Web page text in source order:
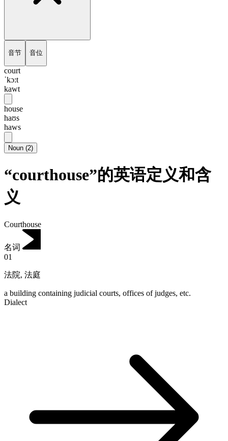
音节 音位
court
ˈkɔ:t
kawt
house
haʊs
haws
Noun (2)
“courthouse”的英语定义和含
义
Courthouse
名词
01
法院, 法庭
a building containing judicial courts, offices of judges, etc.
Dialect